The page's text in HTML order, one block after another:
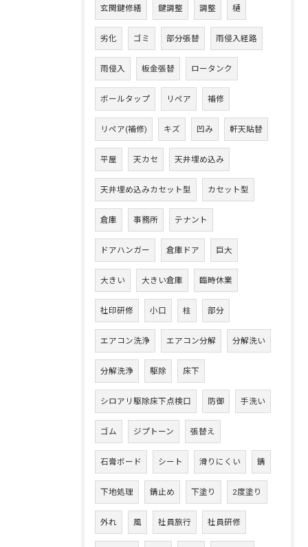
玄関鍵修繕 鍵調整 調整 樋
劣化 ゴミ 部分張替 雨侵入経路
雨侵入 板金張替 ロータンク
ボールタップ リペア 補修
リペア(補修) キズ 凹み 軒天貼替
平屋 天カセ 天井埋め込み
天井埋め込みカセット型 カセット型
倉庫 事務所 テナント
ドアハンガー 倉庫ドア 巨大
大きい 大きい倉庫 臨時休業
社印研修 小口 柱 部分
エアコン洗浄 エアコン分解 分解洗い
分解洗浄 駆除 床下
シロアリ駆除床下点検口 防御 手洗い
ゴム ジプトーン 張替え
石膏ボード シート 滑りにくい 錆
下地処理 錆止め 下塗り 2度塗り
外れ 風 社員旅行 社員研修